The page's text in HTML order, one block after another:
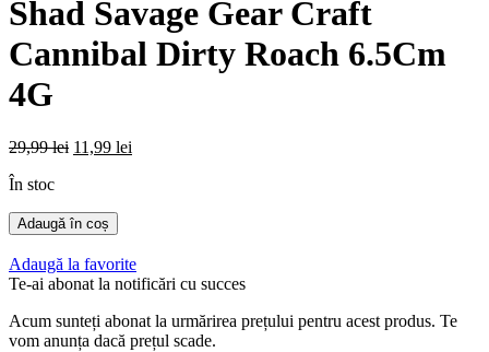
24,99 lei.
Shad Savage Gear Craft
Cannibal Dirty Roach 6.5Cm
4G
29,99lei Prețul
29,99 lei.
11,99 lei
În stoc
Cantitate
Shad
Savage
Gear
Cannibal
Dirty
Adaugă în coș
Adaugă la favorite
Te-ai abonat la notificări cu succes
Acum sunteți abonat la urmărirea prețului pentru acest produs. Te
vom anunța dacă prețul scade.